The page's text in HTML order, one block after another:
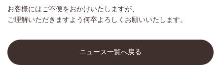
お客様にはご不便をおかけいたしますが、
ご理解いただきますよう何卒よろしくお願いいたします。
ニュース一覧へ戻る